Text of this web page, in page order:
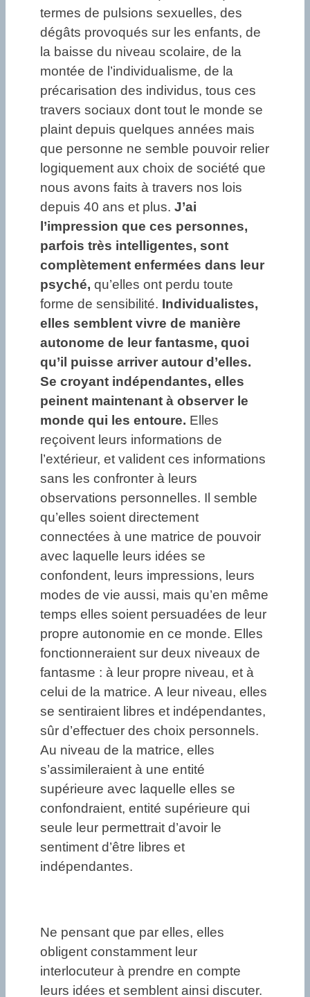
termes de pulsions sexuelles, des
dégâts provoqués sur les enfants, de
la baisse du niveau scolaire, de la
montée de l’individualisme, de la
précarisation des individus, tous ces
travers sociaux dont tout le monde se
plaint depuis quelques années mais
que personne ne semble pouvoir relier
logiquement aux choix de société que
nous avons faits à travers nos lois
depuis 40 ans et plus. J’ai
l’impression que ces personnes,
parfois très intelligentes, sont
complètement enfermées dans leur
psyché, qu’elles ont perdu toute
forme de sensibilité. Individualistes,
elles semblent vivre de manière
autonome de leur fantasme, quoi
qu’il puisse arriver autour d’elles.
Se croyant indépendantes, elles
peinent maintenant à observer le
monde qui les entoure. Elles
reçoivent leurs informations de
l’extérieur, et valident ces informations
sans les confronter à leurs
observations personnelles. Il semble
qu’elles soient directement
connectées à une matrice de pouvoir
avec laquelle leurs idées se
confondent, leurs impressions, leurs
modes de vie aussi, mais qu’en même
temps elles soient persuadées de leur
propre autonomie en ce monde. Elles
fonctionneraient sur deux niveaux de
fantasme : à leur propre niveau, et à
celui de la matrice. A leur niveau, elles
se sentiraient libres et indépendantes,
sûr d’effectuer des choix personnels.
Au niveau de la matrice, elles
s’assimileraient à une entité
supérieure avec laquelle elles se
confondraient, entité supérieure qui
seule leur permettrait d’avoir le
sentiment d’être libres et
indépendantes.
Ne pensant que par elles, elles
obligent constamment leur
interlocuteur à prendre en compte
leurs idées et semblent ainsi discuter.